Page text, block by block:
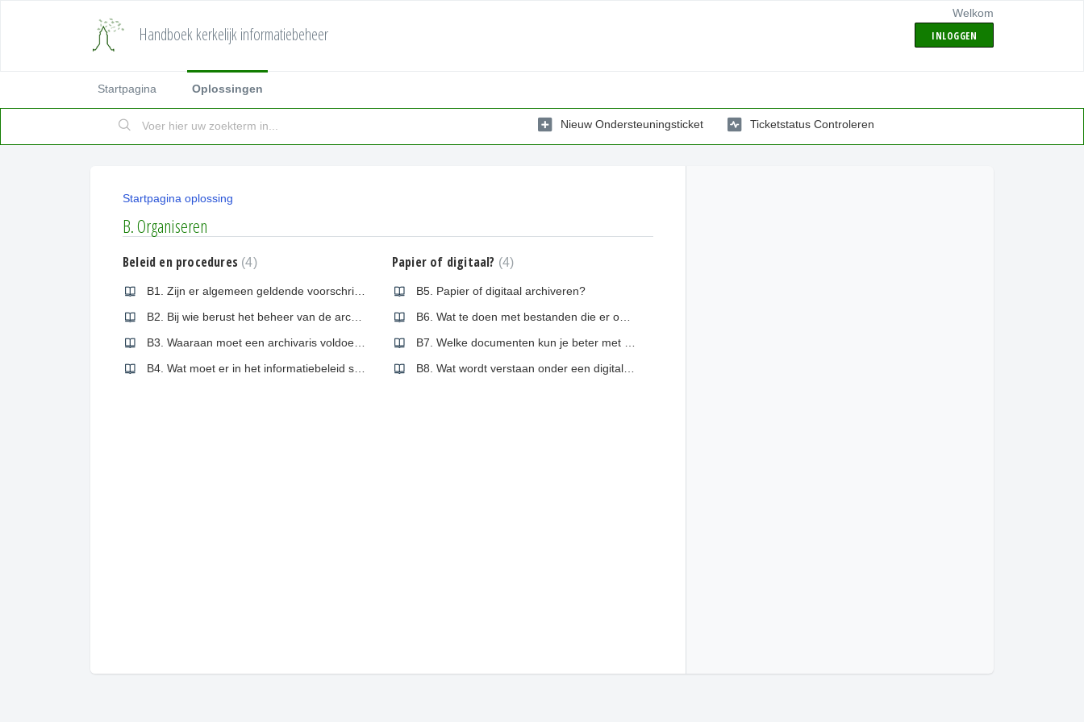
Handboek kerkelijk informatiebeheer
Welkom
INLOGGEN
Startpagina Oplossingen
Nieuw Ondersteuningsticket Ticketstatus Controleren
Startpagina oplossing
B. Organiseren
Beleid en procedures 4 Papier of digitaal? 4
B5. Papier of digitaal archiveren?
B6. Wat te doen met bestanden die er op papier zijn en waarvan ook een digitaal origineel aanwezig is?
B8. Wat wordt verstaan onder een digitale handtekening en wat kan een kerk hiermee?